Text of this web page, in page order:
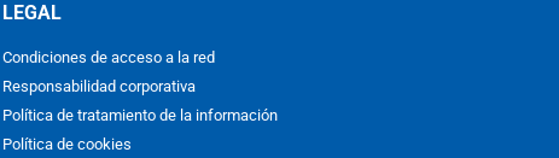
LEGAL
Condiciones de acceso a la red
Responsabilidad corporativa
Política de tratamiento de la información
Política de cookies